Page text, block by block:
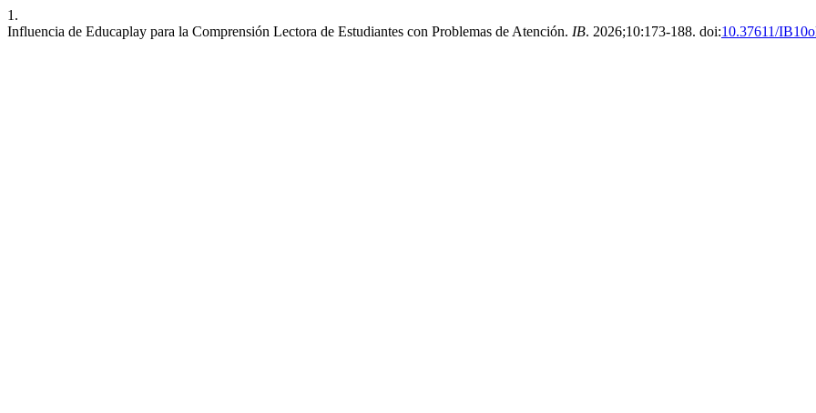
1.
Influencia de Educaplay para la Comprensión Lectora de Estudiantes con Problemas de Atención. IB. 2026;10:173-188. doi:10.37611/